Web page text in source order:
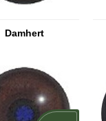
Damhert